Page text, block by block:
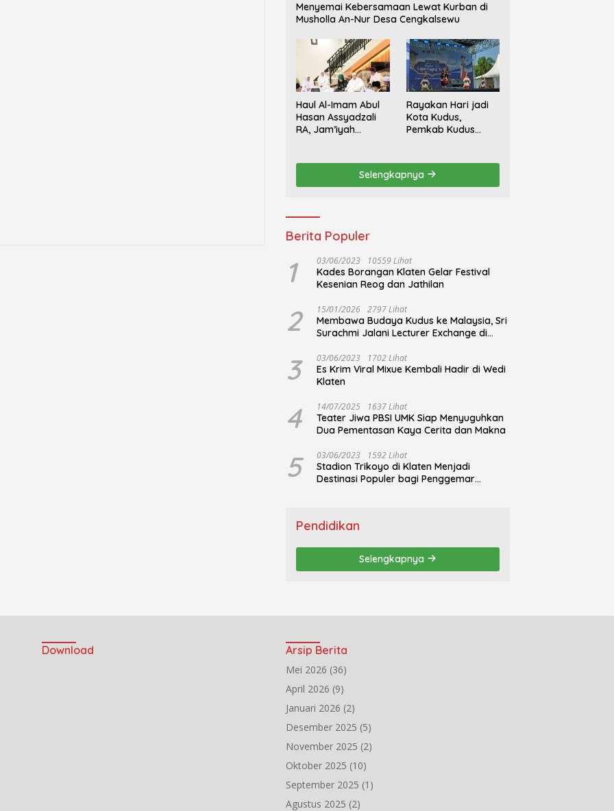
Menyemai Kebersamaan Lewat Kurban di
Musholla An-Nur Desa Cengkalsewu
Haul Al-Imam Abul
Hasan Assyadzali
RA, Jam’iyah
Berlangsung
Rayakan Hari jadi
Kota Kudus,
Pemkab Kudus
Gelar Festival Tari
Lajur Caping Kalo
Selengkapnya
Berita Populer
1 03/06/2023 10559 Lihat
Kades Borangan Klaten Gelar Festival
Kesenian Reog dan Jathilan
2 15/01/2026 2797 Lihat
Membawa Budaya Kudus ke Malaysia, Sri
Surachmi Jalani Lecturer Exchange di
3 03/06/2023 1702 Lihat
Es Krim Viral Mixue Kembali Hadir di Wedi
Klaten
4 14/07/2025 1637 Lihat
Teater Jiwa PBSI UMK Siap Menyuguhkan
Dua Pementasan Kaya Cerita dan Makna
5 03/06/2023 1592 Lihat
Stadion Trikoyo di Klaten Menjadi
Destinasi Populer bagi Penggemar
Pendidikan
Selengkapnya
Download Arsip Berita
Mei 2026 (36)
April 2026 (9)
Januari 2026 (2)
Desember 2025 (5)
November 2025 (2)
Oktober 2025 (10)
September 2025 (1)
Agustus 2025 (2)